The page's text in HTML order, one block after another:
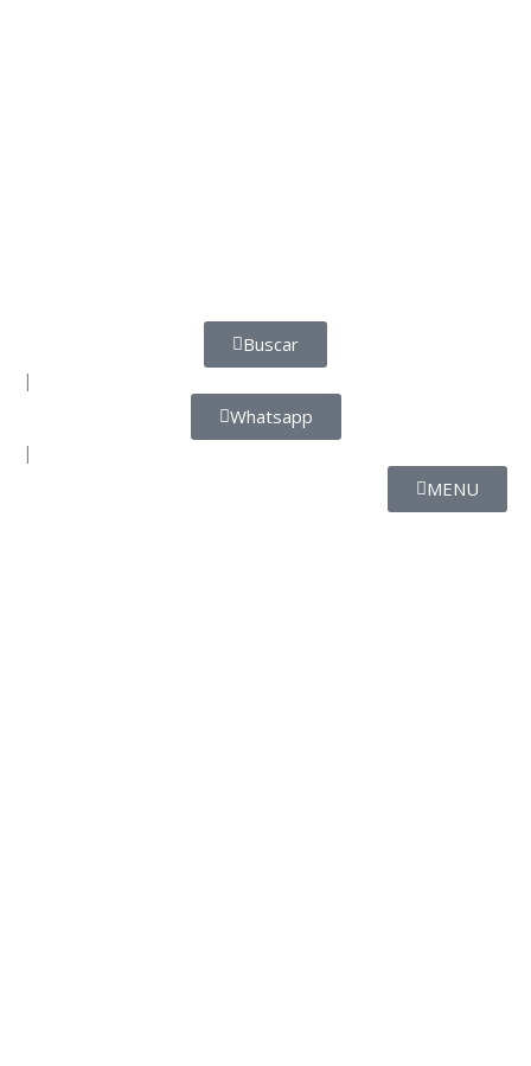
Buscar
|
Whatsapp
|
MENU